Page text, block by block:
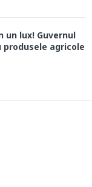
un lux! Guvernul
agricole